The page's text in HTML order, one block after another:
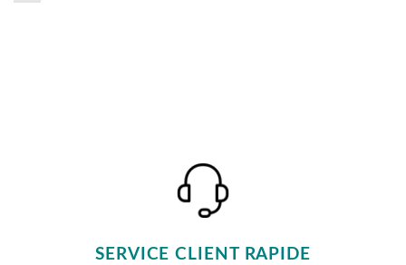
SERVICE CLIENT RAPIDE